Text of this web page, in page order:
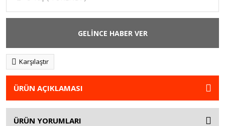
GELİNCE HABER VER
Karşılaştır
ÜRÜN AÇIKLAMASI
ÜRÜN YORUMLARI